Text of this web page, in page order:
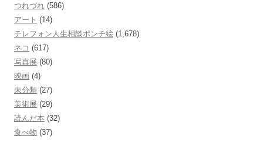
つれづれ (586)
アート (14)
テレフォン人生相談ポンチ絵 (1,678)
ネコ (617)
写真展 (80)
映画 (4)
未分類 (27)
美術展 (29)
読んだ本 (32)
食べ物 (37)